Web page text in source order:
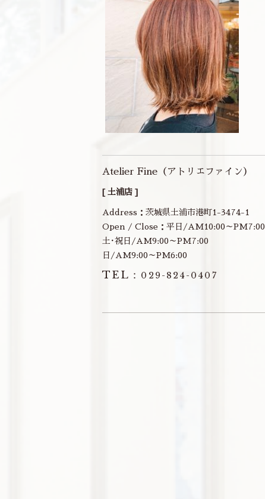
Atelier Fine（アトリエファイン）
[ 土浦店 ]
Address：茨城県土浦市港町1-3474-1
Open / Close：平日/AM10:00～PM7:00
土･祝日/AM9:00～PM7:00
日/AM9:00～PM6:00
TEL： 029-824-0407